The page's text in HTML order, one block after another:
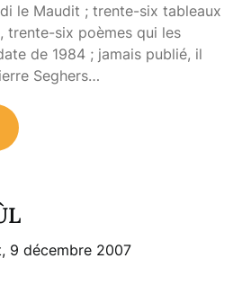
le Maudit ; trente-six tableaux
trente-six poèmes qui les
de 1984 ; jamais publié, il
Seghers…
9 décembre 2007